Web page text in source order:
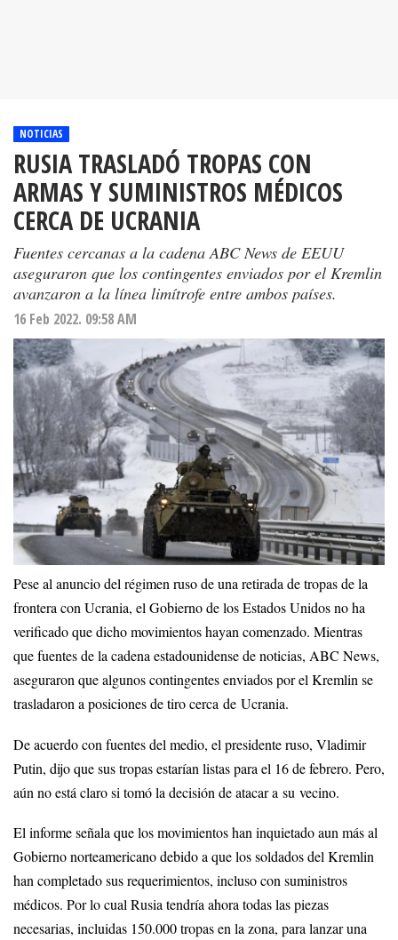
NOTICIAS
RUSIA TRASLADÓ TROPAS CON
ARMAS Y SUMINISTROS MÉDICOS
CERCA DE UCRANIA
Fuentes cercanas a la cadena ABC News de EEUU
aseguraron que los contingentes enviados por el Kremlin
avanzaron a la línea limítrofe entre ambos países.
16 Feb 2022. 09:58 AM
Pese al anuncio del régimen ruso de una retirada de tropas de la
frontera con Ucrania, el Gobierno de los Estados Unidos no ha
verificado que dicho movimientos hayan comenzado. Mientras
que fuentes de la cadena estadounidense de noticias, ABC News,
aseguraron que algunos contingentes enviados por el Kremlin se
trasladaron a posiciones de tiro cerca de Ucrania.
De acuerdo con fuentes del medio, el presidente ruso, Vladimir
Putin, dijo que sus tropas estarían listas para el 16 de febrero. Pero,
aún no está claro si tomó la decisión de atacar a su vecino.
El informe señala que los movimientos han inquietado aun más al
Gobierno norteamericano debido a que los soldados del Kremlin
han completado sus requerimientos, incluso con suministros
médicos. Por lo cual Rusia tendría ahora todas las piezas
necesarias, incluidas 150.000 tropas en la zona, para lanzar una